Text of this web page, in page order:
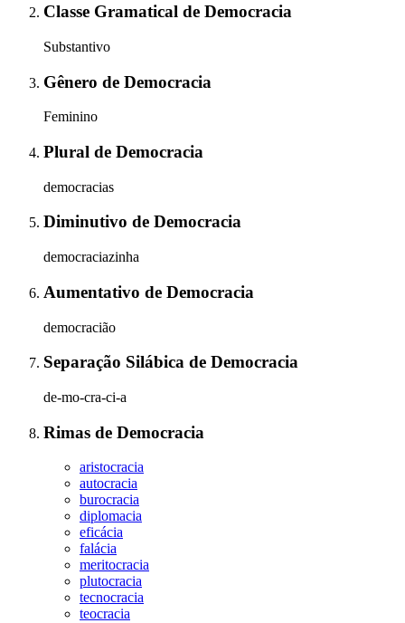
Classe Gramatical de Democracia
Substantivo
Gênero de Democracia
Feminino
Plural de Democracia
democracias
Diminutivo de Democracia
democraciazinha
Aumentativo de Democracia
democracião
Separação Silábica de Democracia
de-mo-cra-ci-a
Rimas de Democracia
aristocracia
autocracia
burocracia
diplomacia
eficácia
falácia
meritocracia
plutocracia
tecnocracia
teocracia